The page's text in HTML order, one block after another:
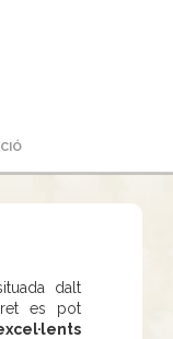
dalt
es pot